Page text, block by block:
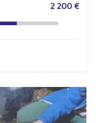
2 200 €